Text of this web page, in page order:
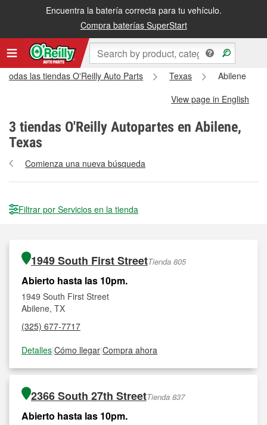
Encuentra la batería correcta para tu vehículo.
Compra baterías SuperStart
Todas las tiendas O'Reilly Auto Parts Texas
Abilene
View page in English
3 tiendas O'Reilly Autopartes en Abilene,
Texas
Comienza una nueva búsqueda
Filtrar por Servicios en la tienda
1949 South First StreetTienda 805
Abierto hasta las 10pm.
1949 South First Street
Abilene, TX
(325) 677-7717
Detalles|Cómo llegar|Compra ahora
2366 South 27th StreetTienda 837
Abierto hasta las 10pm.